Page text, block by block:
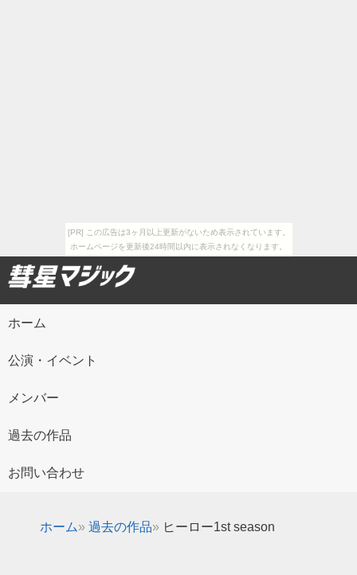
[PR] この広告は3ヶ月以上更新がないため表示されています。
ホームページを更新後24時間以内に表示されなくなります。
ホーム
公演・イベント
メンバー
過去の作品
お問い合わせ
ホーム 過去の作品 ヒーロー1st season